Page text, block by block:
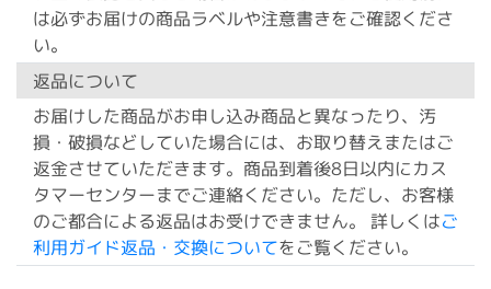
は必ずお届けの商品ラベルや注意書きをご確認くださ
い。
返品について
お届けした商品がお申し込み商品と異なったり、汚
損・破損などしていた場合には、お取り替えまたはご
返金させていただきます。商品到着後8日以内にカス
タマーセンターまでご連絡ください。ただし、お客様
のご都合による返品はお受けできません。 詳しくはご
利用ガイド返品・交換についてをご覧ください。